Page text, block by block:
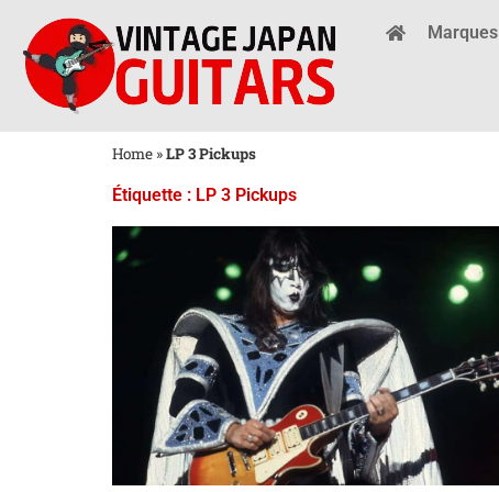
Marques
Home »LP 3 Pickups
Étiquette : LP 3 Pickups